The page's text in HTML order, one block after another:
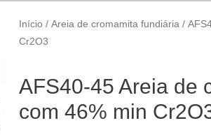
Início /Areia de cromamita fundiária /
Cr2O3
AFS40-45 Areia de
com 46% min